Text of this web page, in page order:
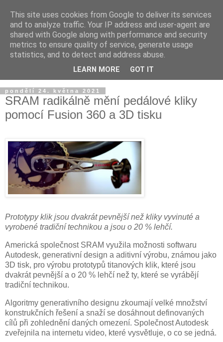
pondělí 24. května 2021
SRAM radikálně mění pedálové kliky
pomocí Fusion 360 a 3D tisku
Prototypy klik jsou dvakrát pevnější než kliky vyvinuté a
vyrobené tradiční technikou a jsou o 20 % lehčí.
Americká společnost SRAM využila možnosti softwaru
Autodesk, generativní design a aditivní výrobu, známou jako
3D tisk, pro výrobu prototypů titanových klik, které jsou
dvakrát pevnější a o 20 % lehčí než ty, které se vyrábějí
tradiční technikou.
Algoritmy generativního designu zkoumají velké množství
konstrukčních řešení a snaží se dosáhnout definovaných
cílů při zohlednění daných omezení. Společnost Autodesk
zveřejnila na internetu video, které vysvětluje, o co se jedná.
This site uses cookies from Google to deliver its services
and to analyze traffic. Your IP address and user-agent are
shared with Google along with performance and security
metrics to ensure quality of service, generate usage
statistics, and to detect and address abuse.
LEARN MORE GOT IT